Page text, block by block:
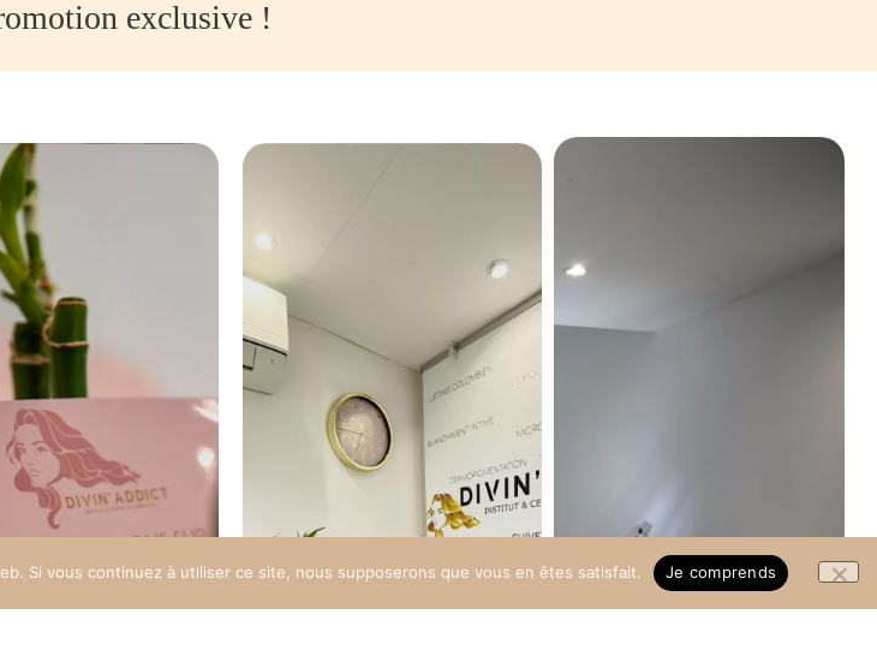
exclusive !
Instagram Instagram
Si vous continuez à utiliser ce site, nous supposerons que vous en êtes satisfait. Je comprends